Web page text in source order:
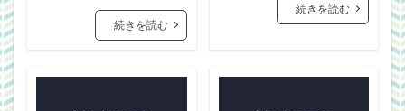
続きを読む
続きを読む
微妙 携帯
日常生活
泣ける話
自作 警報